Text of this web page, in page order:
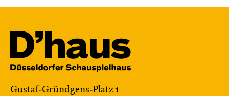
Gustaf-Gründgens-Platz 1